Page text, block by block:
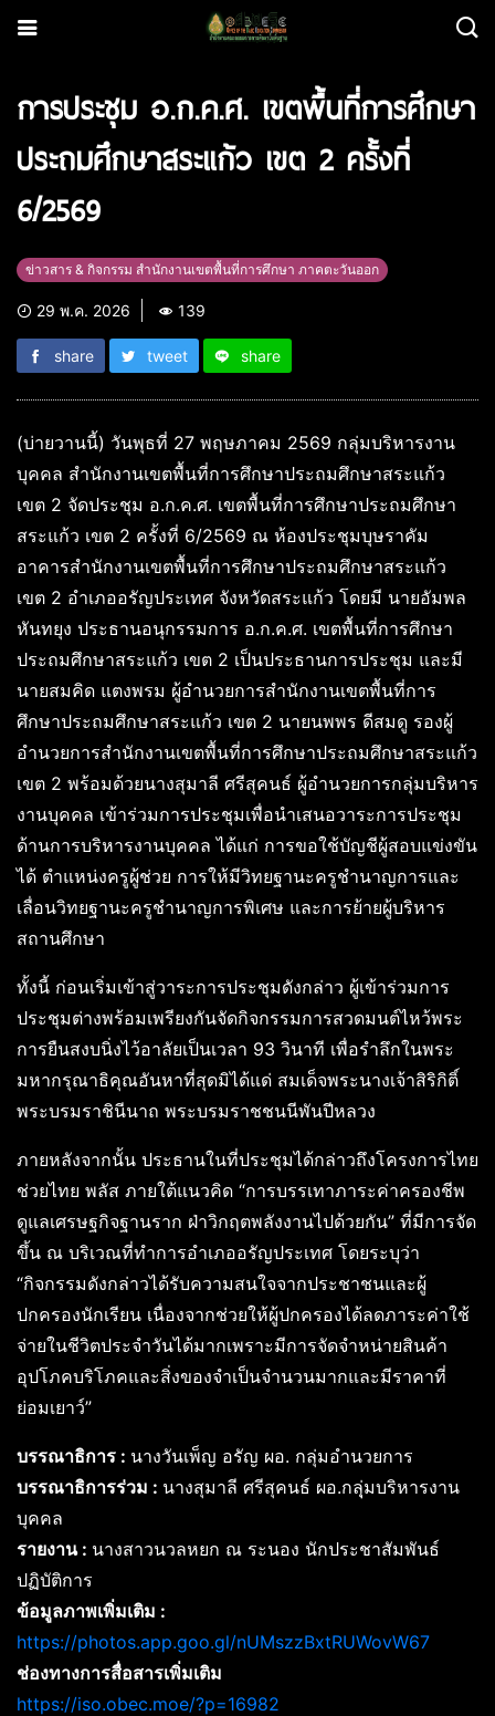
การประชุม อ.ก.ค.ศ. เขตพื้นที่การศึกษา
ประถมศึกษาสระแก้ว เขต 2 ครั้งที่
6/2569
ข่าวสาร & กิจกรรม สำนักงานเขตพื้นที่การศึกษา ภาคตะวันออก
29 พ.ค. 2026 139
share tweet share
(บ่ายวานนี้) วันพุธที่ 27 พฤษภาคม 2569 กลุ่มบริหารงาน
บุคคล สำนักงานเขตพื้นที่การศึกษาประถมศึกษาสระแก้ว
เขต 2 จัดประชุม อ.ก.ค.ศ. เขตพื้นที่การศึกษาประถมศึกษา
สระแก้ว เขต 2 ครั้งที่ 6/2569 ณ ห้องประชุมบุษราคัม
อาคารสำนักงานเขตพื้นที่การศึกษาประถมศึกษาสระแก้ว
เขต 2 อำเภออรัญประเทศ จังหวัดสระแก้ว โดยมี นายอัมพล
หันทยุง ประธานอนุกรรมการ อ.ก.ค.ศ. เขตพื้นที่การศึกษา
ประถมศึกษาสระแก้ว เขต 2 เป็นประธานการประชุม และมี
นายสมคิด แตงพรม ผู้อำนวยการสำนักงานเขตพื้นที่การ
ศึกษาประถมศึกษาสระแก้ว เขต 2 นายนพพร ดีสมดู รองผู้
อำนวยการสำนักงานเขตพื้นที่การศึกษาประถมศึกษาสระแก้ว
เขต 2 พร้อมด้วยนางสุมาลี ศรีสุคนธ์ ผู้อำนวยการกลุ่มบริหาร
งานบุคคล เข้าร่วมการประชุมเพื่อนำเสนอวาระการประชุม
ด้านการบริหารงานบุคคล ได้แก่ การขอใช้บัญชีผู้สอบแข่งขัน
ได้ ตำแหน่งครูผู้ช่วย การให้มีวิทยฐานะครูชำนาญการและ
เลื่อนวิทยฐานะครูชำนาญการพิเศษ และการย้ายผู้บริหาร
สถานศึกษา
ทั้งนี้ ก่อนเริ่มเข้าสู่วาระการประชุมดังกล่าว ผู้เข้าร่วมการ
ประชุมต่างพร้อมเพรียงกันจัดกิจกรรมการสวดมนต์ไหว้พระ
การยืนสงบนิ่งไว้อาลัยเป็นเวลา 93 วินาที เพื่อรำลึกในพระ
มหากรุณาธิคุณอันหาที่สุดมิได้แด่ สมเด็จพระนางเจ้าสิริกิติ์
พระบรมราชินีนาถ พระบรมราชชนนีพันปีหลวง
ภายหลังจากนั้น ประธานในที่ประชุมได้กล่าวถึงโครงการไทย
ช่วยไทย พลัส ภายใต้แนวคิด “การบรรเทาภาระค่าครองชีพ
ดูแลเศรษฐกิจฐานราก ฝ่าวิกฤตพลังงานไปด้วยกัน” ที่มีการจัด
ขึ้น ณ บริเวณที่ทำการอำเภออรัญประเทศ โดยระบุว่า
“กิจกรรมดังกล่าวได้รับความสนใจจากประชาชนและผู้
ปกครองนักเรียน เนื่องจากช่วยให้ผู้ปกครองได้ลดภาระค่าใช้
จ่ายในชีวิตประจำวันได้มากเพราะมีการจัดจำหน่ายสินค้า
อุปโภคบริโภคและสิ่งของจำเป็นจำนวนมากและมีราคาที่
ย่อมเยาว์”
บรรณาธิการ : นางวันเพ็ญ อรัญ ผอ. กลุ่มอำนวยการ
บรรณาธิการร่วม : นางสุมาลี ศรีสุคนธ์ ผอ.กลุุ่มบริหารงาน
บุคคล
รายงาน : นางสาวนวลหยก ณ ระนอง นักประชาสัมพันธ์
ปฏิบัติการ
ข้อมูลภาพเพิ่มเติม :
https://photos.app.goo.gl/nUMszzBxtRUWovW67
ช่องทางการสื่อสารเพิ่มเติม
https://iso.obec.moe/?p=16982